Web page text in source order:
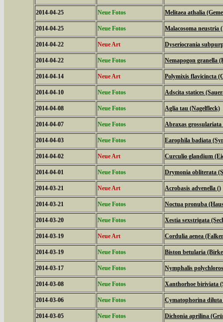
2014-04-25 Neue Fotos Melitaea athalia
2014-04-25 Neue Fotos Malacosoma neustria
2014-04-22 Neue Art Dyseriocrania
2014-04-22 Neue Fotos Nemapogon granella
2014-04-14 Neue Art Polymixis flavicincta
2014-04-10 Neue Fotos Adscita statices
2014-04-08 Neue Fotos Aglia tau (Nagelfleck)
2014-04-07 Neue Fotos Abraxas grossulariata
2014-04-03 Neue Fotos Earophila badiata
2014-04-02 Neue Art Curculio glandium
2014-04-01 Neue Fotos Drymonia obliterata
2014-03-21 Neue Art Acrobasis advenella ()
2014-03-21 Neue Fotos Noctua pronuba
2014-03-20 Neue Fotos Xestia sexstrigata
2014-03-19 Neue Art Cordulia aenea
2014-03-19 Neue Fotos Biston betularia
2014-03-17 Neue Fotos Nymphalis
2014-03-08 Neue Fotos Xanthorhoe biriviata
2014-03-06 Neue Fotos Cymatophorina
2014-03-05 Neue Fotos Dichonia aprilina